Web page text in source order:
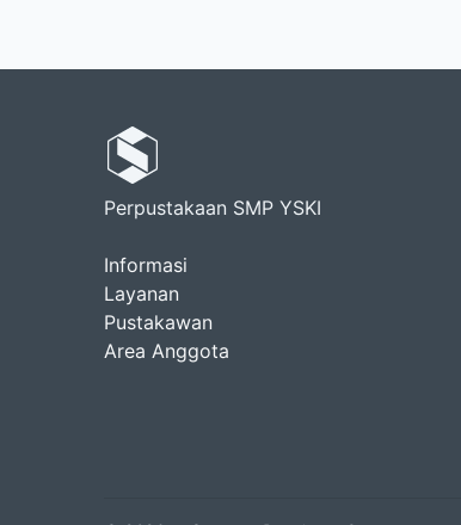
Perpustakaan SMP YSKI
Informasi
Layanan
Pustakawan
Area Anggota